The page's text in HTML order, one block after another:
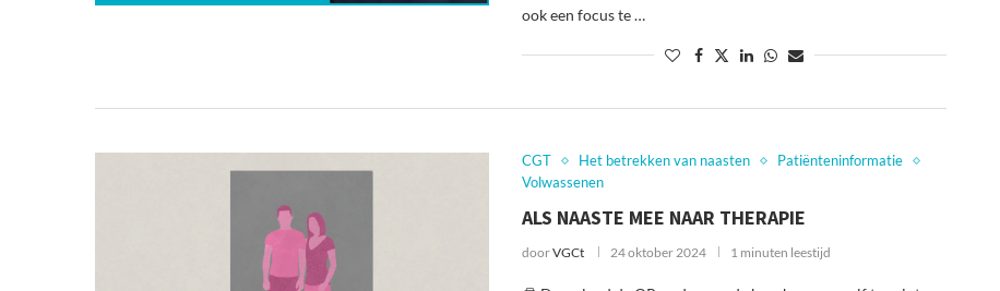
ook een focus te …
CGT Het betrekken van naasten
Patiënteninformatie
Volwassenen
ALS NAASTE MEE NAAR THERAPIE
doorVGCt 24 oktober 2024 1 minuten leestijd